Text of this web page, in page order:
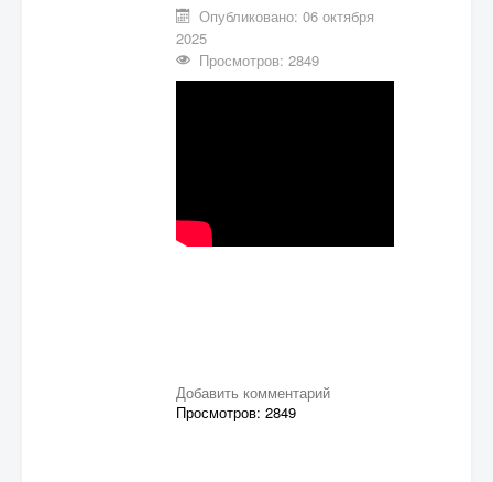
Опубликовано: 06 октября
2025
Просмотров: 2849
Добавить комментарий
Просмотров: 2849